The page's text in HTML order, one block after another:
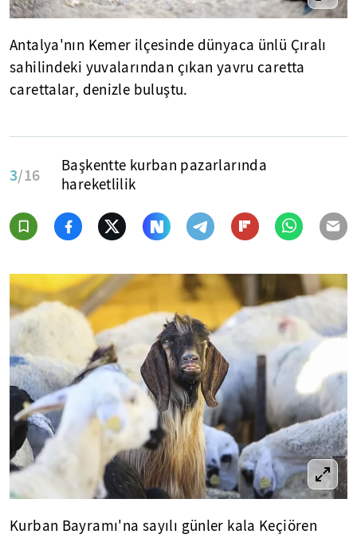
Antalya'nın Kemer ilçesinde dünyaca ünlü Çıralı
sahilindeki yuvalarından çıkan yavru caretta
carettalar, denizle buluştu.
3/16
Başkentte kurban pazarlarında
hareketlilik
Kurban Bayramı'na sayılı günler kala Keçiören